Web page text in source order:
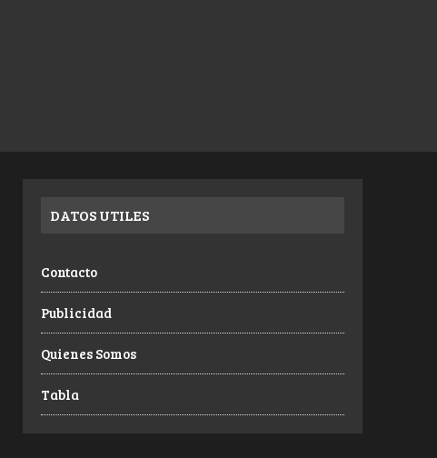
DATOS UTILES
Contacto
Publicidad
Quienes Somos
Tabla